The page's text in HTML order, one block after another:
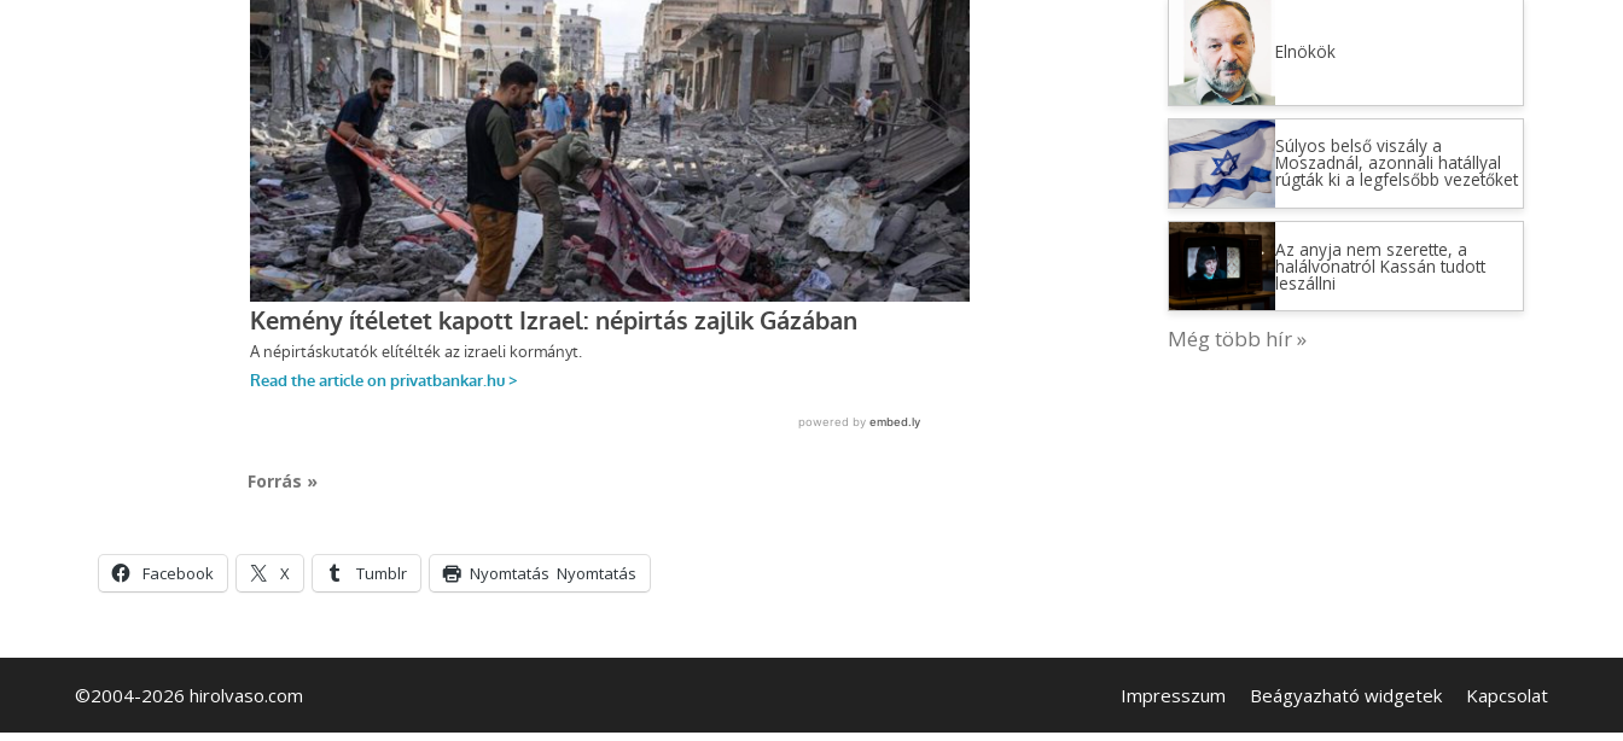
Forrás »
Facebook X Tumblr Nyomtatás Nyomtatás
Elnökök
Súlyos belső viszály a
Moszadnál, azonnali hatállyal
rúgták ki a legfelsőbb vezetőket
Az anyja nem szerette, a
halálvonatról Kassán tudott
leszállni
Még több hír »
Impresszum Beágyazható widgetek Kapcsolat
©2004-2026 hirolvaso.com